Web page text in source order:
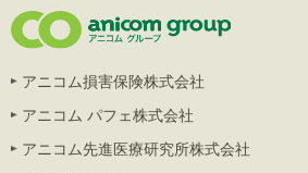
アニコム損害保険株式会社
アニコム パフェ株式会社
アニコム先進医療研究所株式会社